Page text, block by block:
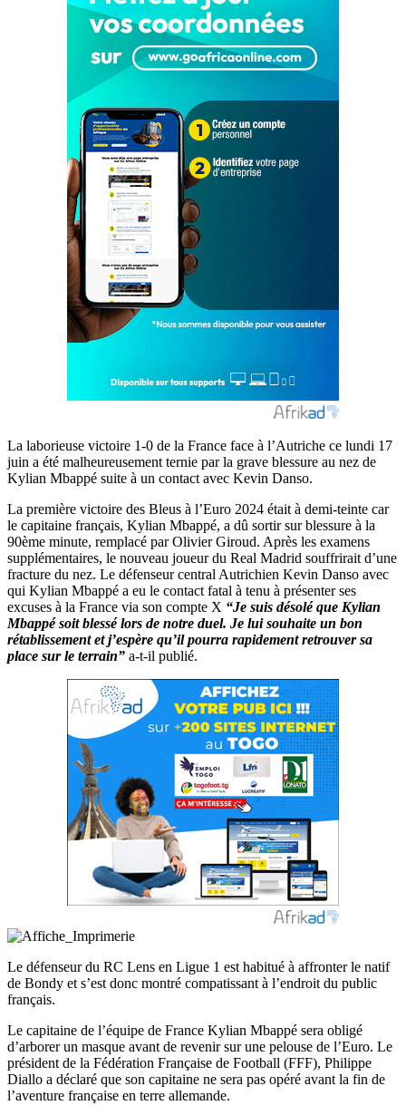
La laborieuse victoire 1-0 de la France face à l’Autriche ce lundi 17
juin a été malheureusement ternie par la grave blessure au nez de
Kylian Mbappé suite à un contact avec Kevin Danso.
La première victoire des Bleus à l’Euro 2024 était à demi-teinte car
le capitaine français, Kylian Mbappé, a dû sortir sur blessure à la
90ème minute, remplacé par Olivier Giroud. Après les examens
supplémentaires, le nouveau joueur du Real Madrid souffrirait d’une
fracture du nez. Le défenseur central Autrichien Kevin Danso avec
qui Kylian Mbappé a eu le contact fatal à tenu à présenter ses
excuses à la France via son compte X “Je suis désolé que Kylian
Mbappé soit blessé lors de notre duel. Je lui souhaite un bon
rétablissement et j’espère qu’il pourra rapidement retrouver sa
place sur le terrain” a-t-il publié.
Le défenseur du RC Lens en Ligue 1 est habitué à affronter le natif
de Bondy et s’est donc montré compatissant à l’endroit du public
français.
Le capitaine de l’équipe de France Kylian Mbappé sera obligé
d’arborer un masque avant de revenir sur une pelouse de l’Euro. Le
président de la Fédération Française de Football (FFF), Philippe
Diallo a déclaré que son capitaine ne sera pas opéré avant la fin de
l’aventure française en terre allemande.